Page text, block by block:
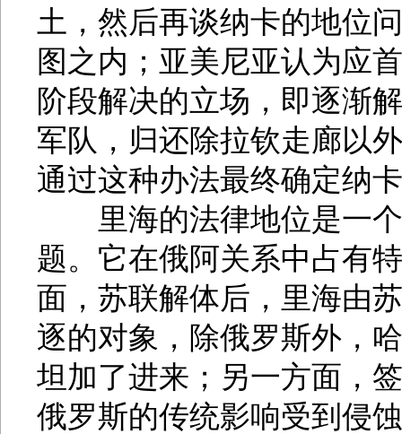
土，然后再谈纳卡的地位
图之内；亚美尼亚认为应
阶段解决的立场，即逐渐
军队，归还除拉钦走廊以
通过这种办法最终确定纳
里海的法律地位是一个
题。它在俄阿关系中占有
面，苏联解体后，里海由
逐的对象，除俄罗斯外，
坦加了进来；另一方面，
俄罗斯的传统影响受到侵